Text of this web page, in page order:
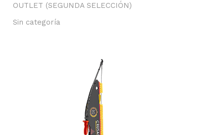
OUTLET (SEGUNDA SELECCIÓN)
Sin categoría